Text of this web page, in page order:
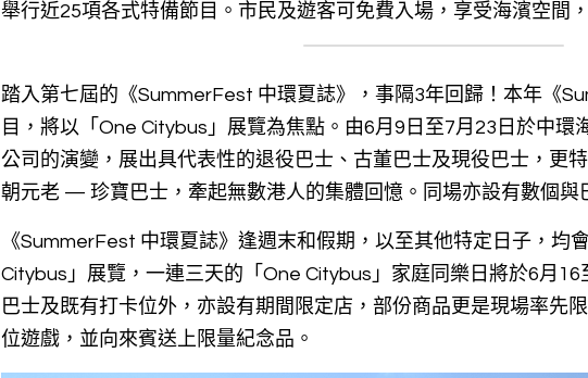
舉行近25項各式特備節目。市民及遊客可免費入場，享受海濱空間
踏入第七屆的《SummerFest 中環夏誌》，事隔3年回歸！本年《
目，將以「One Citybus」展覽為焦點。由6月9日至7月23日於中環
公司的演變，展出具代表性的退役巴士、古董巴士及現役巴士，更
朝元老 — 珍寶巴士，牽起無數港人的集體回憶。同場亦設有數個與
《SummerFest 中環夏誌》逢週末和假期，以至其他特定日子，均
Citybus」展覽，一連三天的「One Citybus」家庭同樂日將於6月
巴士及既有打卡位外，亦設有期間限定店，部份商品更是現場率先
位遊戲，並向來賓送上限量紀念品。